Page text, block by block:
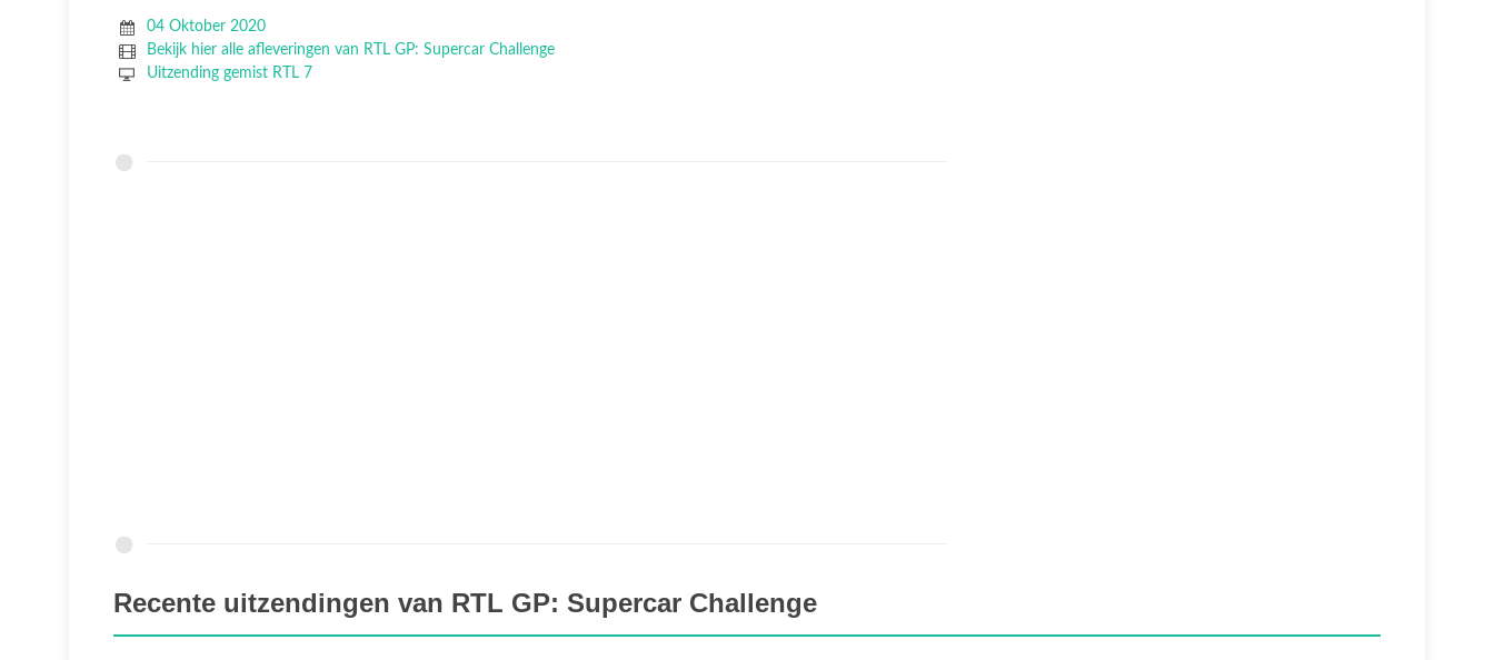
04 Oktober 2020
Bekijk hier alle afleveringen van RTL GP: Supercar Challenge
Uitzending gemist RTL 7
Recente uitzendingen van RTL GP: Supercar Challenge